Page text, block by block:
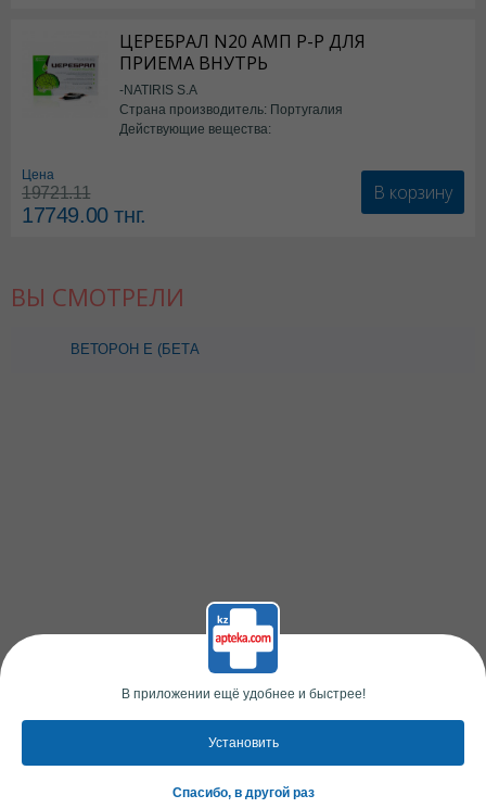
ЦЕРЕБРАЛ N20 АМП Р-Р ДЛЯ
ПРИЕМА ВНУТРЬ
-NATIRIS S.A
Страна производитель: Португалия
Действующие вещества:
Цена
19721.11
17749.00тнг.
В корзину
ВЫ СМОТРЕЛИ
ВЕТОРОН Е (БЕТА
В приложении ещё удобнее и быстрее!
Установить
Спасибо, в другой раз